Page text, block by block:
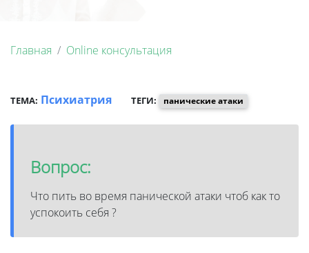
Главная Online консультация
ТЕМА: Психиатрия ТЕГИ: панические атаки
Вопрос:
Что пить во время панической атаки чтоб как то
успокоить себя ?